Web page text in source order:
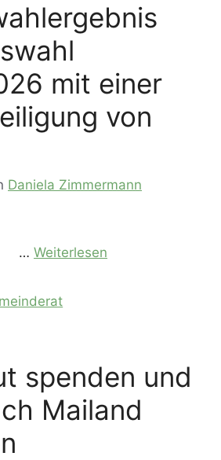
mit einer
von
Daniela Zimmermann
Weiterlesen
spenden und
Mailand